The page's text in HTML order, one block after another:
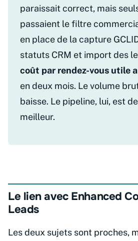
paraissait correct, mais
passaient le filtre
en place de la capture
statuts CRM et import des
coût par rendez-vous utile
en deux mois. Le volume
baisse. Le pipeline, lui, est
meilleur.
Le lien avec Enhanced
Leads
Les deux sujets sont proches,